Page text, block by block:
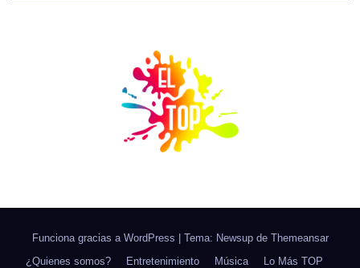
Funciona gracias a WordPress Tema: Newsup de Themeansar
¿Quienes somos?
Entretenimiento Música Lo Más TOP